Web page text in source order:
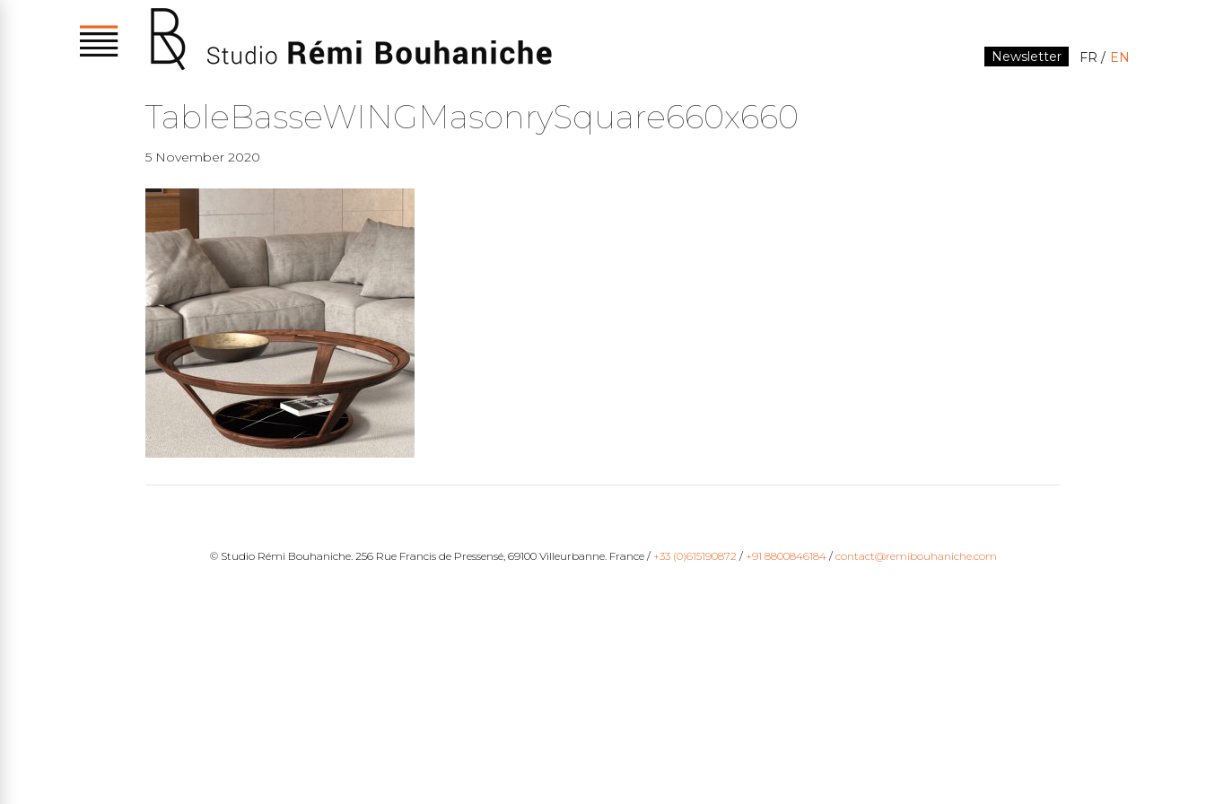
Newsletter FR EN
TableBasseWINGMasonrySquare660x660
5 November 2020
© Studio Rémi Bouhaniche. 256 Rue Francis de Pressensé, 69100 Villeurbanne. France / +33 (0)615190872/ +91 8800846184/ contact@remibouhaniche.com